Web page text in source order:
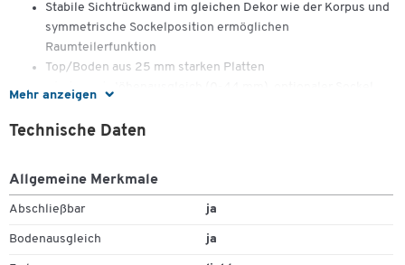
Mehr anzeigen
Stabile Sichtrückwand im gleichen Dekor wie der Korpus und
symmetrische Sockelposition ermöglichen
Raumteilerfunktion
Top/Boden aus 25 mm starken Platten
Gleiter mit Höhenausgleich (0-44 mm), optionaler Sockel
Metallgriff und Schließdämpfung
Einteilung
Sockelfüße mit Höhenausgleich (0-44 mm)
Einsatzzweck:
Technische Daten
Allgemeine Merkmale
Abschließbar ja
Bodenausgleich ja